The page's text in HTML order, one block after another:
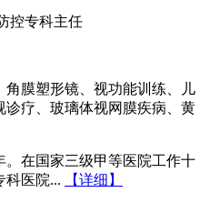
控专科主任
角膜塑形镜、视功能训练、儿
诊疗、玻璃体视网膜疾病、黄
。在国家三级甲等医院工作十
科医院...
【详细】